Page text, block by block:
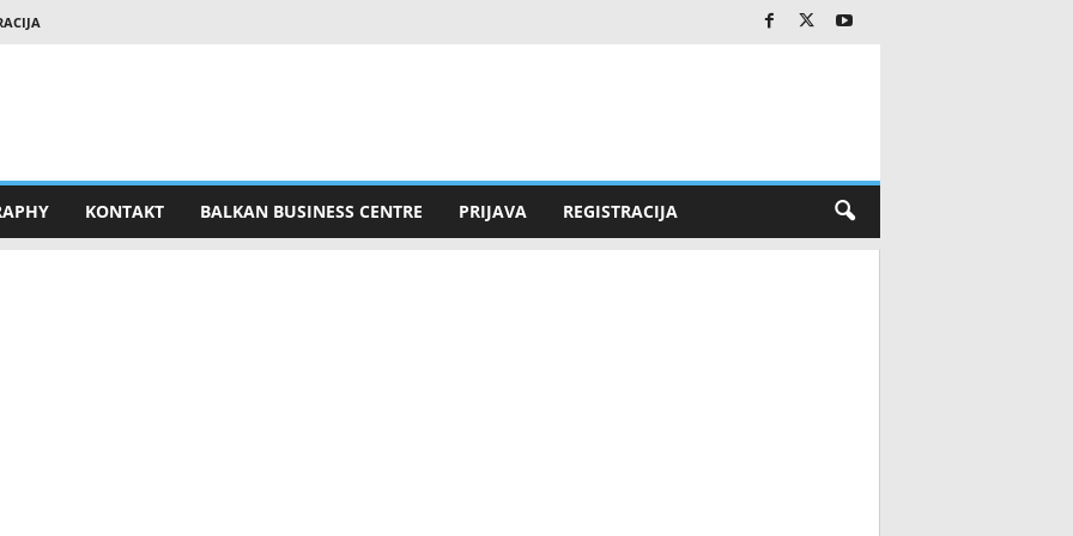
KONTAKT BALKAN BUSINESS CENTRE PRIJAVA REGISTRACIJA